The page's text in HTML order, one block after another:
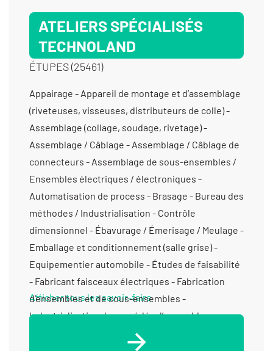
ATELIERS SPÉCIALISÉS
TECHNOLAND
ÉTUPES (25461)
Appairage - Appareil de montage et d’assemblage
(riveteuses, visseuses, distributeurs de colle) -
Assemblage (collage, soudage, rivetage) -
Assemblage / Câblage - Assemblage / Câblage de
connecteurs - Assemblage de sous-ensembles /
Ensembles électriques / électroniques -
Automatisation de process - Brasage - Bureau des
méthodes / Industrialisation - Contrôle
dimensionnel - Ébavurage / Émerisage / Meulage -
Emballage et conditionnement (salle grise) -
Equipementier automobile - Études de faisabilité
- Fabricant faisceaux électriques - Fabrication
d’ensembles et de sous-ensembles -
Industrialisation de procédés d’assemblage
mécanique automatisé - Industrialisation de
Afficher tous les savoir-faire